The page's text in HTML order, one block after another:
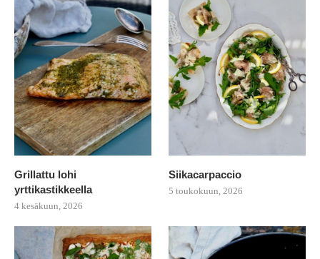
Grillattu lohi
yrttikastikkeella
4 kesäkuun, 2026
Siikacarpaccio
5 toukokuun, 2026